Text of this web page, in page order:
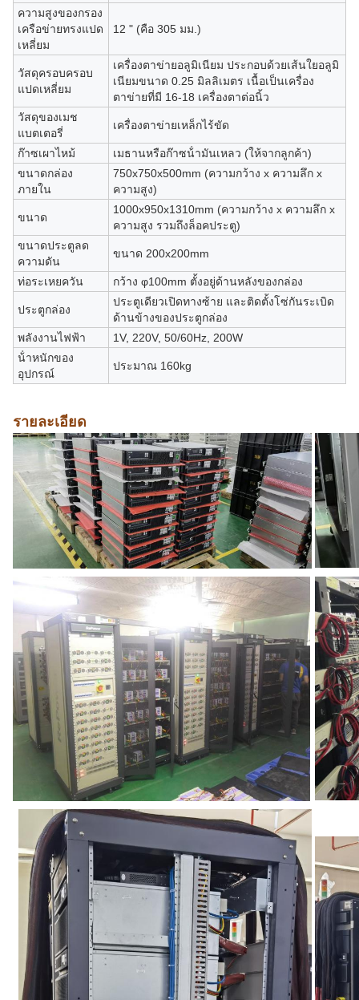
ความสูงของกรอง
เครือข่ายทรงแปด
เหลี่ยม
12 " (คือ 305 มม.)
วัสดุครอบครอบ
แปดเหลี่ยม
เครื่องตาข่ายอลูมิเนียม ประกอบด้วยเส้นใยอลูมิ
เนียมขนาด 0.25 มิลลิเมตร เนื้อเป็นเครื่อง
ตาข่ายที่มี 16-18 เครื่องตาต่อนิ้ว
วัสดุของเมช
แบตเตอรี่
เครื่องตาข่ายเหล็กไร้ขัด
ก๊าซเผาไหม้
เมธานหรือก๊าซน้ํามันเหลว (ให้จากลูกค้า)
ขนาดกล่อง
ภายใน
750x750x500mm (ความกว้าง x ความลึก x
ความสูง)
ขนาด
1000x950x1310mm (ความกว้าง x ความลึก x
ความสูง รวมถึงล็อคประตู)
ขนาดประตูลด
ความดัน
ขนาด 200x200mm
ท่อระเหยควัน กว้าง φ100mm ตั้งอยู่ด้านหลังของกล่อง
ประตูกล่อง
ประตูเดียวเปิดทางซ้าย และติดตั้งโซ่กันระเบิด
ด้านข้างของประตูกล่อง
พลังงานไฟฟ้า
1V, 220V, 50/60Hz, 200W
น้ําหนักของ
อุปกรณ์
ประมาณ 160kg
รายละเอียด